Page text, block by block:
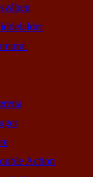
Action